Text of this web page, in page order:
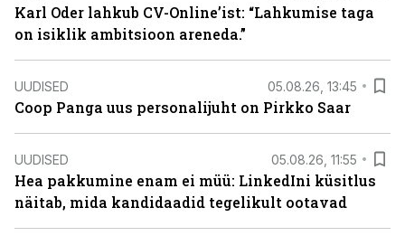
Karl Oder lahkub CV-Online’ist: “Lahkumise taga
on isiklik ambitsioon areneda.”
UUDISED 05.08.26, 13:45
Coop Panga uus personalijuht on Pirkko Saar
UUDISED 05.08.26, 11:55
Hea pakkumine enam ei müü: LinkedIni küsitlus
näitab, mida kandidaadid tegelikult ootavad